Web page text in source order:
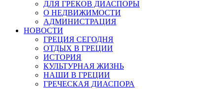
ДЛЯ ГРЕКОВ ДИАСПОРЫ
О НЕДВИЖИМОСТИ
АДМИНИСТРАЦИЯ
НОВОСТИ
ГРЕЦИЯ СЕГОДНЯ
ОТДЫХ В ГРЕЦИИ
ИСТОРИЯ
КУЛЬТУРНАЯ ЖИЗНЬ
НАШИ В ГРЕЦИИ
ГРЕЧЕСКАЯ ДИАСПОРА